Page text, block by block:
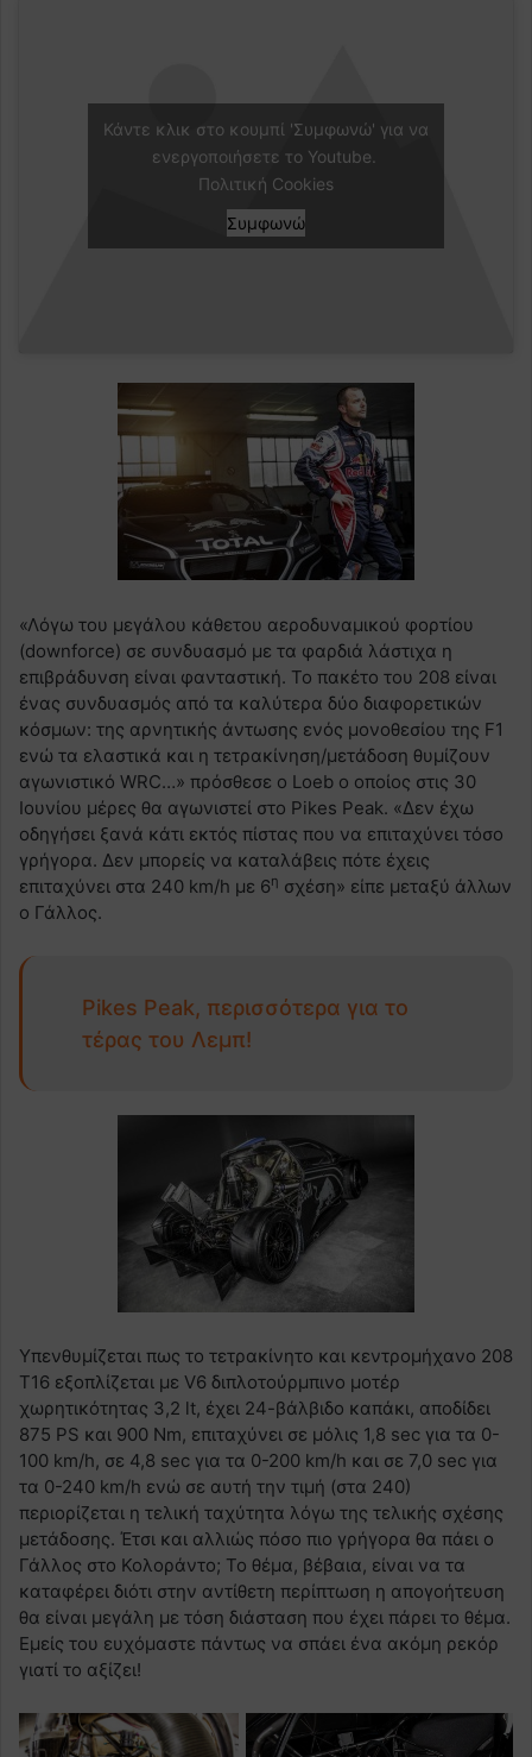
Κάντε κλικ στο κουμπί 'Συμφωνώ' για να
ενεργοποιήσετε το Youtube.
Πολιτική Cookies
Συμφωνώ
«Λόγω του μεγάλου κάθετου αεροδυναμικού φορτίου
(downforce) σε συνδυασμό με τα φαρδιά λάστιχα η
επιβράδυνση είναι φανταστική. Το πακέτο του 208 είναι
ένας συνδυασμός από τα καλύτερα δύο διαφορετικών
κόσμων: της αρνητικής άντωσης ενός μονοθεσίου της F1
ενώ τα ελαστικά και η τετρακίνηση/μετάδοση θυμίζουν
αγωνιστικό WRC…» πρόσθεσε ο Loeb o οποίος στις 30
Ιουνίου μέρες θα αγωνιστεί στο Pikes Peak. «Δεν έχω
οδηγήσει ξανά κάτι εκτός πίστας που να επιταχύνει τόσο
γρήγορα. Δεν μπορείς να καταλάβεις πότε έχεις
επιταχύνει στα 240 km/h με 6η σχέση» είπε μεταξύ άλλων
ο Γάλλος.
Pikes Peak, περισσότερα για το
τέρας του Λεμπ!
Υπενθυμίζεται πως το τετρακίνητο και κεντρομήχανο 208
T16 εξοπλίζεται με V6 διπλοτούρμπινο μοτέρ
χωρητικότητας 3,2 lt, έχει 24-βάλβιδο καπάκι, αποδίδει
875 PS και 900 Nm, επιταχύνει σε μόλις 1,8 sec για τα 0-
100 km/h, σε 4,8 sec για τα 0-200 km/h και σε 7,0 sec για
τα 0-240 km/h ενώ σε αυτή την τιμή (στα 240)
περιορίζεται η τελική ταχύτητα λόγω της τελικής σχέσης
μετάδοσης. Έτσι και αλλιώς πόσο πιο γρήγορα θα πάει ο
Γάλλος στο Κολοράντο; Το θέμα, βέβαια, είναι να τα
καταφέρει διότι στην αντίθετη περίπτωση η απογοήτευση
θα είναι μεγάλη με τόση διάσταση που έχει πάρει το θέμα.
Εμείς του ευχόμαστε πάντως να σπάει ένα ακόμη ρεκόρ
γιατί το αξίζει!